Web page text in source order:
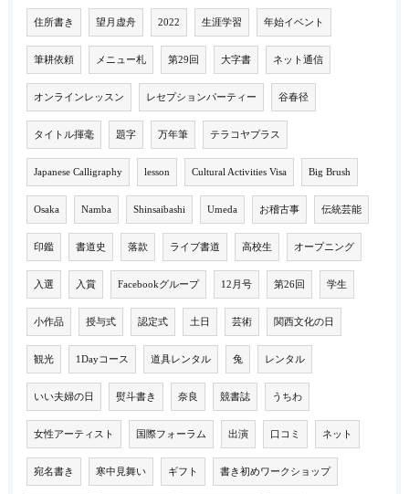
住所書き 望月虚舟 2022 生涯学習 年始イベント
筆耕依頼 メニュー札 第29回 大字書 ネット通信
オンラインレッスン レセプションパーティー 谷春径
タイトル揮毫 題字 万年筆 テラコヤプラス
Japanese Calligraphy lesson Cultural Activities Visa Big Brush
Osaka Namba Shinsaibashi Umeda お稽古事 伝統芸能
印鑑 書道史 落款 ライブ書道 高校生 オープニング
入選 入賞 Facebookグループ 12月号 第26回 学生
小作品 授与式 認定式 土日 芸術 関西文化の日
観光 1Dayコース 道具レンタル 兔 レンタル
いい夫婦の日 熨斗書き 奈良 競書誌 うちわ
女性アーティスト 国際フォーラム 出演 口コミ ネット
宛名書き 寒中見舞い ギフト 書き初めワークショップ